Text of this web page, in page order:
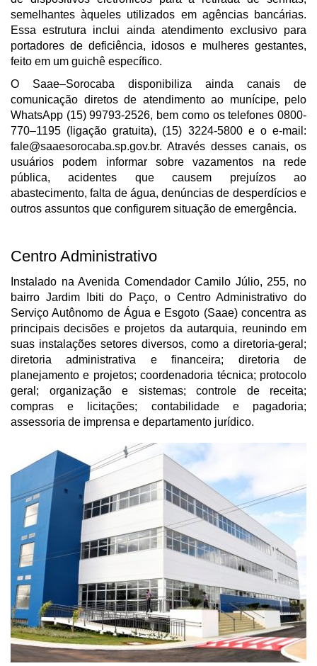
semelhantes àqueles utilizados em agências bancárias.
Essa estrutura inclui ainda atendimento exclusivo para
portadores de deficiência, idosos e mulheres gestantes,
feito em um guichê específico.
O Saae–Sorocaba disponibiliza ainda canais de
comunicação diretos de atendimento ao munícipe, pelo
WhatsApp (15) 99793-2526, bem como os telefones 0800-
770–1195 (ligação gratuita), (15) 3224-5800 e o e-mail:
fale@saaesorocaba.sp.gov.br. Através desses canais, os
usuários podem informar sobre vazamentos na rede
pública, acidentes que causem prejuízos ao
abastecimento, falta de água, denúncias de desperdícios e
outros assuntos que configurem situação de emergência.
Centro Administrativo
Instalado na Avenida Comendador Camilo Júlio, 255, no
bairro Jardim Ibiti do Paço, o Centro Administrativo do
Serviço Autônomo de Água e Esgoto (Saae) concentra as
principais decisões e projetos da autarquia, reunindo em
suas instalações setores diversos, como a diretoria-geral;
diretoria administrativa e financeira; diretoria de
planejamento e projetos; coordenadoria técnica; protocolo
geral; organização e sistemas; controle de receita;
compras e licitações; contabilidade e pagadoria;
assessoria de imprensa e departamento jurídico.